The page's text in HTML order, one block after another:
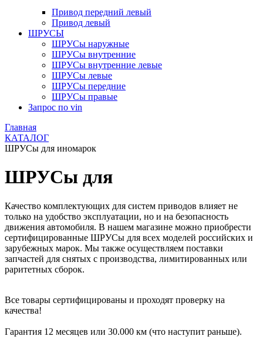
Привод передний левый
Привод левый
ШРУСЫ
ШРУСы наружные
ШРУСы внутренние
ШРУСы внутренние левые
ШРУСы левые
ШРУСы передние
ШРУСы правые
Запрос по vin
Главная
КАТАЛОГ
ШРУСы для иномарок
ШРУСы для
Качество комплектующих для систем приводов влияет не
только на удобство эксплуатации, но и на безопасность
движения автомобиля. В нашем магазине можно приобрести
сертифицированные ШРУСы для всех моделей российских и
зарубежных марок. Мы также осуществляем поставки
запчастей для снятых с производства, лимитированных или
раритетных сборок.
Все товары сертифицированы и проходят проверку на
качества!
Гарантия 12 месяцев или 30.000 км (что наступит раньше).